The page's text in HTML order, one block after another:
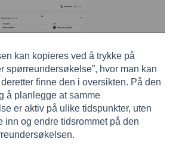
kan kopieres ved å trykke på
spørreundersøkelse”, hvor man kan
finne den i oversikten. På den
å planlegge at samme
er aktiv på ulike tidspunkter, uten
inn og endre tidsrommet på den